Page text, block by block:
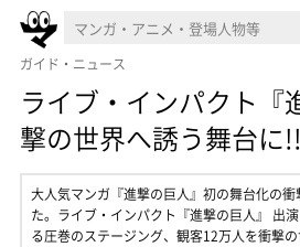
ガイド・ニュース
ライブ・インパクト『
撃の世界へ誘う舞台に!!
大人気マンガ『進撃の巨人』初の舞台化の
た。ライブ・インパクト『進撃の巨人』 出
る圧巻のステージング、観客12万人を衝撃